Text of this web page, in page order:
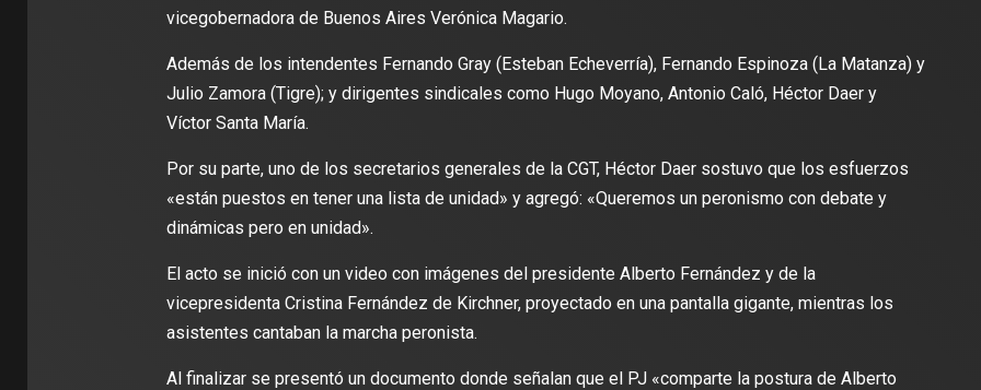
vicegobernadora de Buenos Aires Verónica Magario.
Además de los intendentes Fernando Gray (Esteban Echeverría), Fernando Espinoza (La Matanza) y
Julio Zamora (Tigre); y dirigentes sindicales como Hugo Moyano, Antonio Caló, Héctor Daer y
Víctor Santa María.
Por su parte, uno de los secretarios generales de la CGT, Héctor Daer sostuvo que los esfuerzos
«están puestos en tener una lista de unidad» y agregó: «Queremos un peronismo con debate y
dinámicas pero en unidad».
El acto se inició con un video con imágenes del presidente Alberto Fernández y de la
vicepresidenta Cristina Fernández de Kirchner, proyectado en una pantalla gigante, mientras los
asistentes cantaban la marcha peronista.
Al finalizar se presentó un documento donde señalan que el PJ «comparte la postura de Alberto